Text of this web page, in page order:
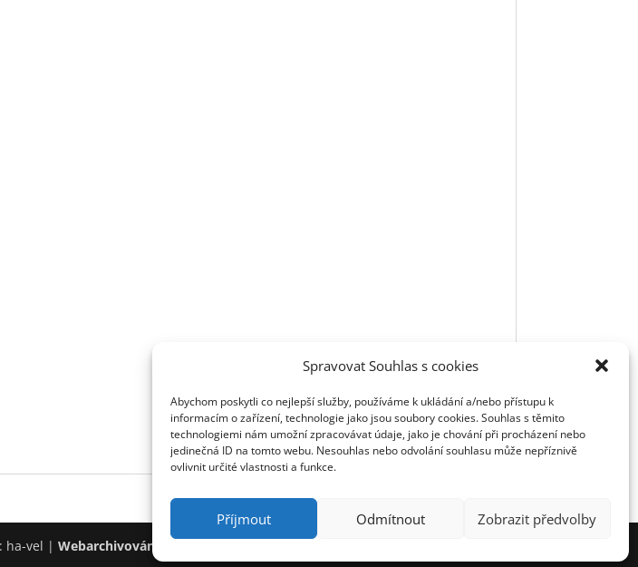
Spravovat Souhlas s cookies
Abychom poskytli co nejlepší služby, používáme k ukládání a/nebo přístupu k
informacím o zařízení, technologie jako jsou soubory cookies. Souhlas s těmito
technologiemi nám umožní zpracovávat údaje, jako je chování při procházení nebo
jedinečná ID na tomto webu. Nesouhlas nebo odvolání souhlasu může nepříznivě
ovlivnit určité vlastnosti a funkce.
Příjmout Odmítnout Zobrazit předvolby
ha-vel |Webarchivováno Národní knihovnou ČR